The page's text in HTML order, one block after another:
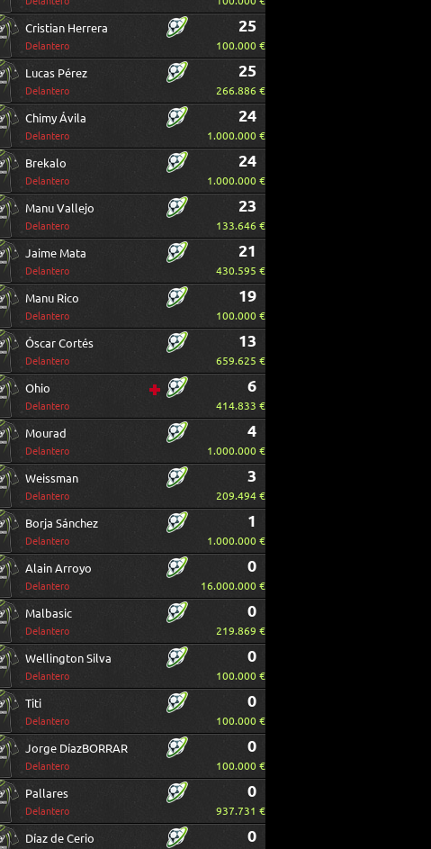
Cristian Herrera
Delantero
25
100.000 €
Lucas Pérez
Delantero
25
266.886 €
Chimy Ávila
Delantero
24
1.000.000 €
Brekalo
Delantero
24
1.000.000 €
Manu Vallejo
Delantero
23
133.646 €
Jaime Mata
Delantero
21
430.595 €
Manu Rico
Delantero
19
100.000 €
Óscar Cortés
Delantero
13
659.625 €
Ohio
Delantero
6
414.833 €
Mourad
Delantero
4
1.000.000 €
Weissman
Delantero
3
209.494 €
Borja Sánchez
Delantero
1
1.000.000 €
Alain Arroyo
Delantero
0
16.000.000 €
Malbasic
Delantero
0
219.869 €
Wellington Silva
Delantero
0
100.000 €
Titi
Delantero
0
100.000 €
Jorge DíazBORRAR
Delantero
0
100.000 €
Pallares
Delantero
0
937.731 €
Díaz de Cerio 0